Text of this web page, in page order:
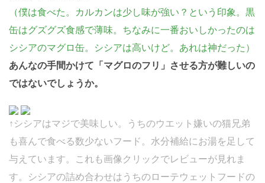
（僕は食べた。カルカンは少し味が強い？という印象。黒
缶はグズグズ食感で薄味。ちなみに一番おいしかったのは
シシアのマグロ缶。シシアは高いけど。あれは神だった）
あんなの手間かけて「マグロのフリ」させる方が難しいの
ではないでしょうか。
↑シシアはマジで美味しい。うちのウエット嫌いの猫兄弟
も喜んで食べる数少ないフード。水分補給にお湯を足して
与えています。これも画像クリックでレビューが見れま
す。シシアの詰め合わせはうちのローテウェットフードの